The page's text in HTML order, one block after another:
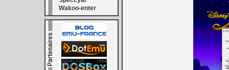
Wakoo-enter